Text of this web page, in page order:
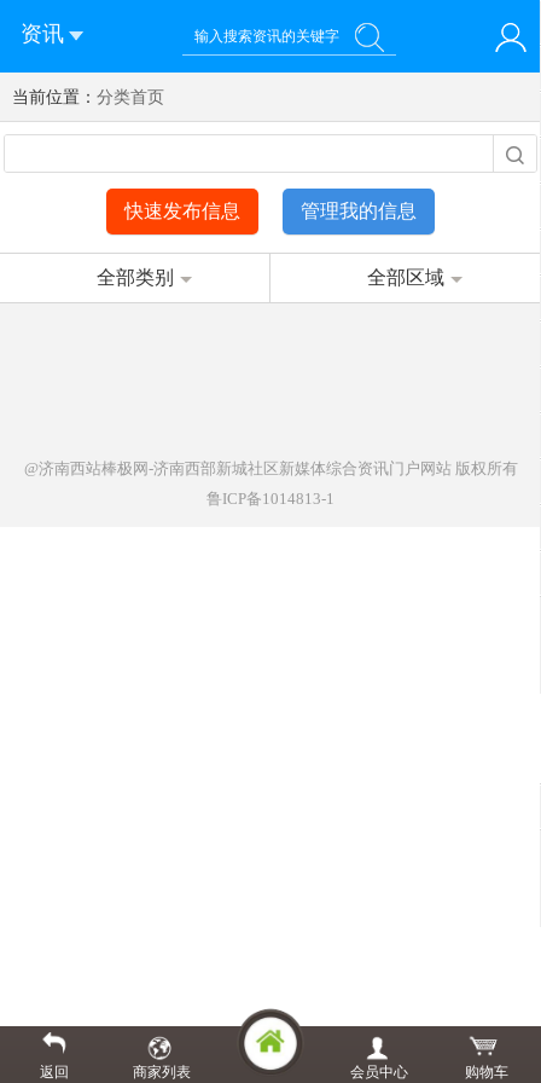
资讯
您好！欢迎来到济南西站棒极网-济南西部新城社区新媒体综
合资讯门户网站
登录 注册 微信快速登录
当前位置： 分类首页
快速发布信息 管理我的信息
全部类别 全部区域
@济南西站棒极网-济南西部新城社区新媒体综合资讯门户网站版权所有
鲁ICP备1014813-1
返回 商家列表 会员中心 购物车